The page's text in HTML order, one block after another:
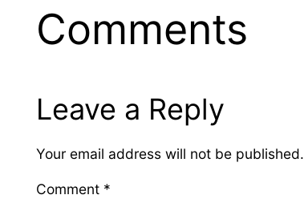
Comments
Leave a Reply
Your email address will not be published.
Comment *